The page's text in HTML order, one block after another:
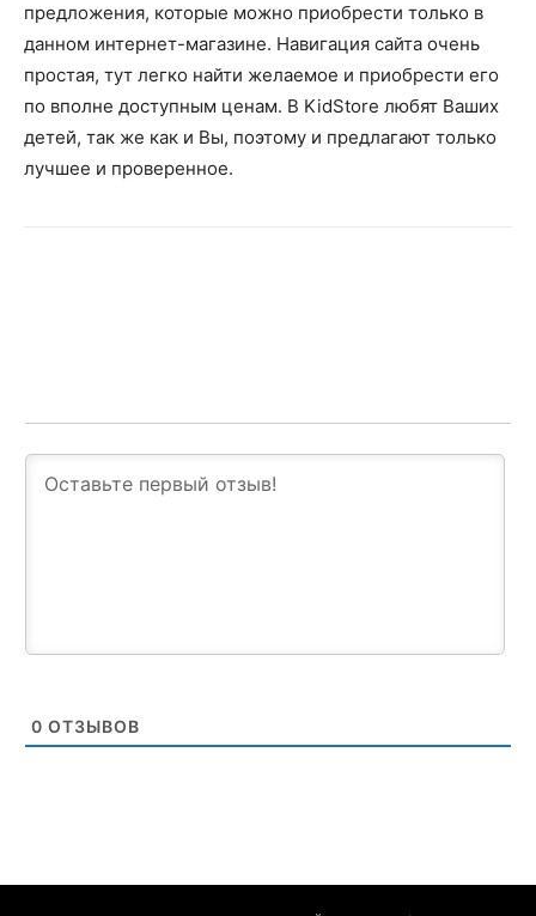
предложения, которые можно приобрести только в
данном интернет-магазине. Навигация сайта очень
простая, тут легко найти желаемое и приобрести его
по вполне доступным ценам. В KidStore любят Ваших
детей, так же как и Вы, поэтому и предлагают только
лучшее и проверенное.
0 ОТЗЫВОВ